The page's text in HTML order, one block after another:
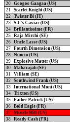
20 Googoo Gaagaa (US)
21
Scarlet Knight (US)
22
Twister Bi (IT)
23
S.J.'s Caviar (US)
24 Brillantissime (FR)
25
Raja Mirchi (SE)
26 Uncle Lasse (US)
27 Fourth Dimension (US)
28
Nuncio (US)
29 Explosive Matter (US)
30 Maharajah (SE)
31
Villiam (SE)
32
Southwind Frank (US)
33
International Moni (US)
34 Trixton (US)
35
Father Patrick (US)
36 Bold Eagle (FR)
37 Muscle Hill (US)
38
Ready Cash (FR)